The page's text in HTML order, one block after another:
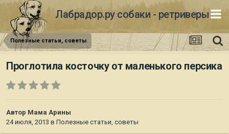
Лабрадор.ру собаки - ретриверы
Полезные статьи, советы
Проглотила косточку от маленького персика
Автор Мама Арины
24 июля, 2013 в Полезные статьи, советы